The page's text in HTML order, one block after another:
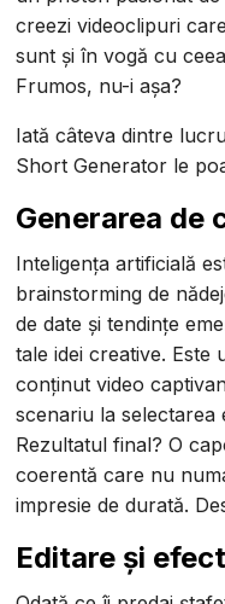
creezi videoclipuri
sunt și în vogă cu
Frumos, nu-i așa?
Iată câteva dintre
Short Generator le
Generarea de
Inteligența artificială
brainstorming de
de date și tendințe
tale idei creative. Este
conținut video
scenariu la
Rezultatul final? O
coerentă care nu
impresie de durată.
Editare și